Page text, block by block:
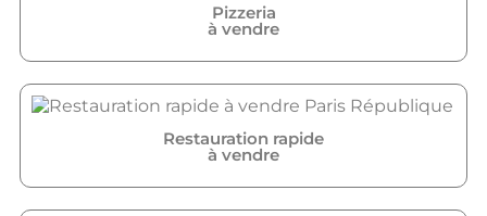
Pizzeria
à vendre
Restauration rapide
à vendre